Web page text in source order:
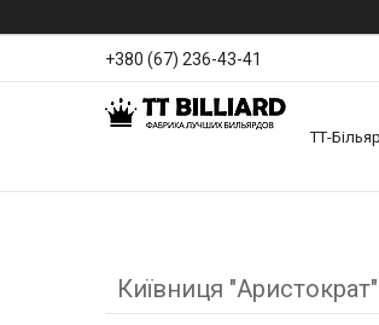
+380 (67) 236-43-41
ТТ-
Київниця "Аристократ"